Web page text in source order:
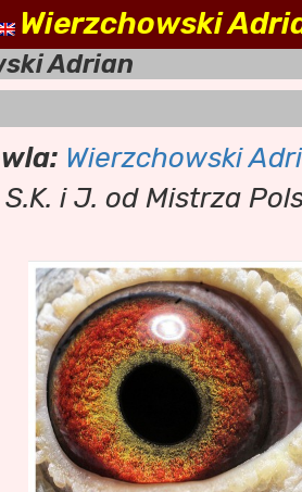
Wierzchowski
Adrian
Wierzchowski
i J. od Mistrza